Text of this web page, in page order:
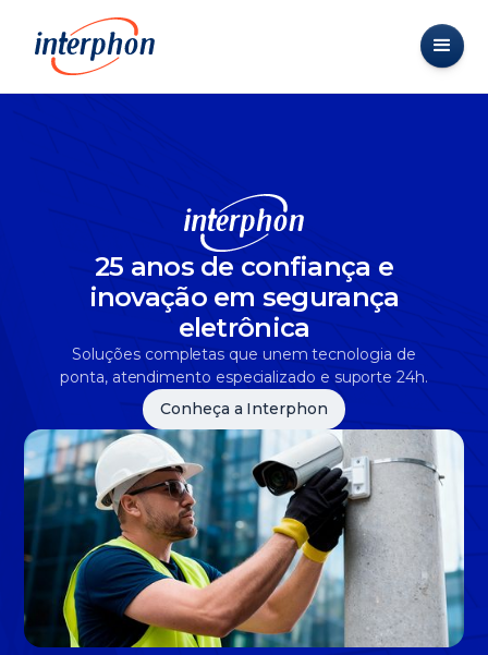
25 anos de confiança e
inovação em segurança
eletrônica
Soluções completas que unem tecnologia de
ponta, atendimento especializado e suporte 24h.
Conheça a Interphon